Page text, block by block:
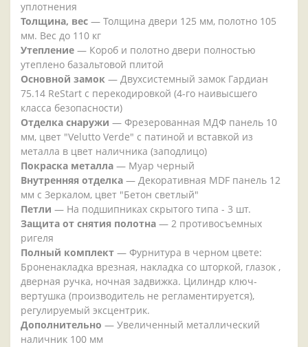
уплотнения
Толщина, вес — Толщина двери 125 мм, полотно 105
мм. Вес до 110 кг
Утепление — Короб и полотно двери полностью
утеплено базальтовой плитой
Основной замок — Двухсистемный замок Гардиан
75.14 ReStart с перекодировкой (4-го наивысшего
класса безопасности)
Отделка снаружи — Фрезерованная МДФ панель 10
мм, цвет "Velutto Verde" с патиной и вставкой из
металла в цвет наличника (заподлицо)
Покраска металла — Муар черный
Внутренняя отделка — Декоративная MDF панель 12
мм с Зеркалом, цвет "Бетон светлый"
Петли — На подшипниках скрытого типа - 3 шт.
Защита от снятия полотна — 2 противосъемных
ригеля
Полный комплект — Фурнитура в черном цвете:
Броненакладка врезная, накладка со шторкой, глазок ,
дверная ручка, ночная задвижка. Цилиндр ключ-
вертушка (производитель не регламентируется),
регулируемый эксцентрик.
Дополнительно — Увеличенный металлический
наличник 100 мм